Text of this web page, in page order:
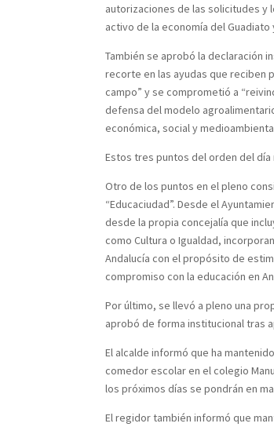
autorizaciones de las solicitudes y
activo de la economía del
También se aprobó la declaración
recorte en las ayudas que reciben
campo” y se comprometió a
defensa del modelo
económica, social y
Estos tres puntos del orden del
Otro de los puntos en el pleno
“Educaciudad”. Desde el
desde la propia concejalía que
como Cultura o Igualdad,
Andalucía con el propósito de
compromiso con la educación en
Por último, se llevó a pleno una
aprobó de forma institucional tras
El alcalde informó que ha
comedor escolar en el colegio
los próximos días se pondrán en
El regidor también informó que